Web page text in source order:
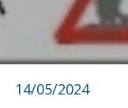
14/05/2024